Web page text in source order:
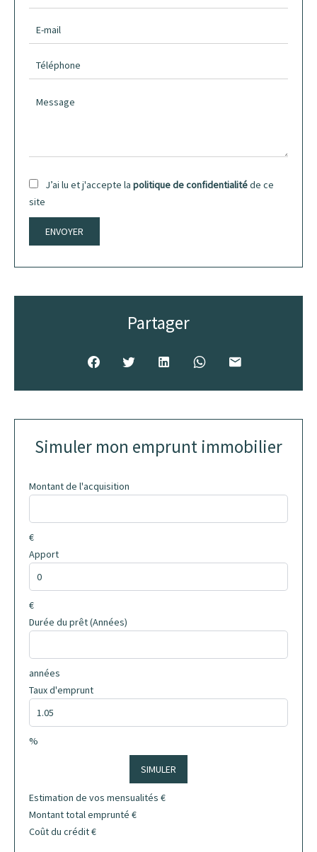
J’ai lu et j'accepte la politique de confidentialitéde ce
site
ENVOYER
Partager
Simuler mon emprunt immobilier
Montant de l'acquisition
€
Apport
€
Durée du prêt (Années)
années
Taux d'emprunt
%
SIMULER
Estimation de vos mensualités €
Montant total emprunté €
Coût du crédit€